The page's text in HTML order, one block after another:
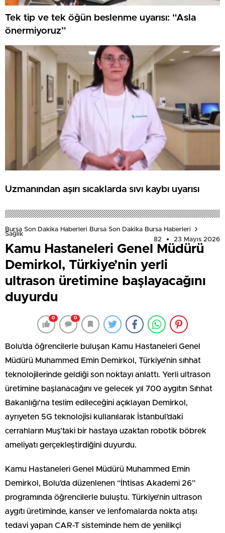
Tek tip ve tek öğün beslenme uyarısı: “Asla
önermiyoruz”
Uzmanından aşırı sıcaklarda sıvı kaybı uyarısı
Bursa Son Dakika Haberleri Bursa Son Dakika Bursa Haberleri
Sağlık
82
23 Mayıs 2026
Kamu Hastaneleri Genel Müdürü
Demirkol, Türkiye’nin yerli
ultrason üretimine başlayacağını
duyurdu
0 0
Bolu’da öğrencilerle buluşan Kamu Hastaneleri Genel
Müdürü Muhammed Emin Demirkol, Türkiye’nin sıhhat
teknolojilerinde geldiği son noktayı anlattı. Yerli ultrason
üretimine başlanacağını ve gelecek yıl 700 aygıtın Sıhhat
Bakanlığı’na teslim edileceğini açıklayan Demirkol,
ayrıyeten 5G teknolojisi kullanılarak İstanbul’daki
cerrahların Muş’taki bir hastaya uzaktan robotik böbrek
ameliyatı gerçekleştirdiğini duyurdu.
Kamu Hastaneleri Genel Müdürü Muhammed Emin
Demirkol, Bolu’da düzenlenen “İhtisas Akademi 26”
programında öğrencilerle buluştu. Türkiye’nin ultrason
aygıtı üretiminde, kanser ve lenfomalarda nokta atışı
tedavi yapan CAR-T sisteminde hem de yenilikçi